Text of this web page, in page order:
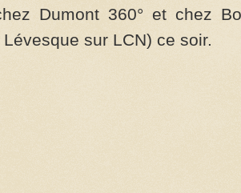
Dumont 360° et chez
sur LCN) ce soir.